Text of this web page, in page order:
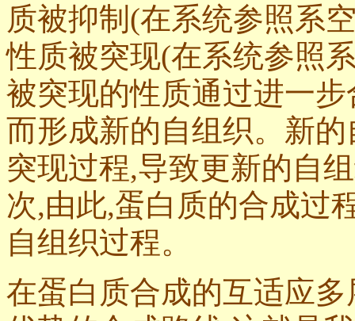
质被抑制(在系统参照系
性质被突现(在系统参照
被突现的性质通过进一步
而形成新的自组织。新
突现过程,导致更新的自
次,由此,蛋白质的合成过
自组织过程。
在蛋白质合成的互适应